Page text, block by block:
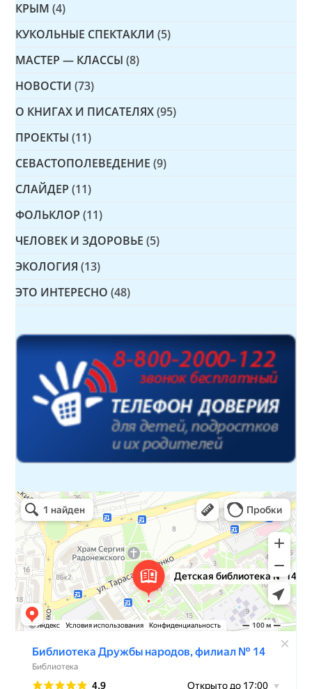
КРЫМ (4)
КУКОЛЬНЫЕ СПЕКТАКЛИ (5)
МАСТЕР — КЛАССЫ (8)
НОВОСТИ (73)
О КНИГАХ И ПИСАТЕЛЯХ (95)
ПРОЕКТЫ (11)
СЕВАСТОПОЛЕВЕДЕНИЕ (9)
СЛАЙДЕР (11)
ФОЛЬКЛОР (11)
ЧЕЛОВЕК И ЗДОРОВЬЕ (5)
ЭКОЛОГИЯ (13)
ЭТО ИНТЕРЕСНО (48)
Детская библиотека № 14 Дружбы народов
Библиотека в Севастополе